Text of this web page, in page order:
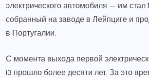
электрического автомобиля — им
собранный на заводе в Лейпциге и
в Португалии.
С момента выхода первой
i3 прошло более десяти лет. За это